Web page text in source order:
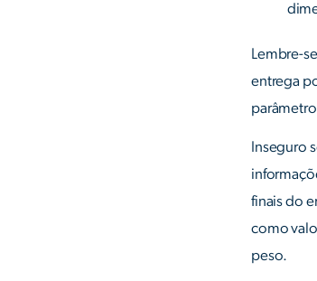
Lembre-
entrega
Inseguro
finais do
como
peso.